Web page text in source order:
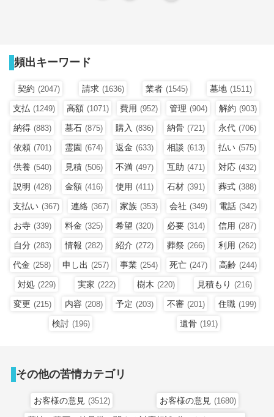
頻出キーワード
契約 (2047) 請求 (1636) 業者 (1545) 墓地 (1511)
支払 (1249) 高額 (1071) 費用 (952) 管理 (904) 解約 (903)
納得 (883) 墓石 (875) 購入 (836) 納骨 (721) 永代 (706)
依頼 (701) 霊園 (674) 返金 (633) 相談 (613) 払い (575)
供養 (540) 見積 (506) 不満 (497) 互助 (471) 対応 (432)
説明 (428) 金額 (416) 使用 (411) 石材 (391) 葬式 (388)
支払い (367) 連絡 (367) 家族 (353) 会社 (349) 電話 (342)
お寺 (339) 料金 (325) 希望 (320) 必要 (314) 信用 (287)
自分 (283) 情報 (282) 紹介 (272) 葬祭 (266) 利用 (262)
代金 (258) 申し出 (257) 事業 (254) 死亡 (247) 高齢 (244)
対処 (229) 実家 (222) 樹木 (220) 見積もり (216)
変更 (215) 内容 (208) 予定 (203) 不審 (201) 住職 (199)
検討 (196) 遺骨 (191)
その他の苦情カテゴリ
お客様の意見 (3512) お客様の意見 (1680)